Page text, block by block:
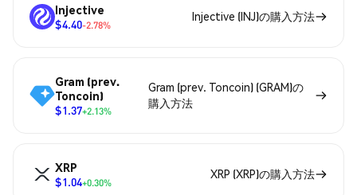
Injective
$4.40-2.78%
Injective (INJ)の購入方法
Gram (prev.
Toncoin)
$1.37+2.13%
Gram (prev. Toncoin) (GRAM)の
購入方法
XRP
$1.04+0.30%
XRP (XRP)の購入方法